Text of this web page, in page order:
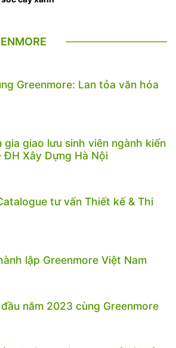
Greenmore: Lan tỏa văn hóa
gia giao lưu sinh viên ngành kiến
ĐH Xây Dựng Hà Nội
tư vấn Thiết kế & Thi
lập Greenmore Việt Nam
năm 2023 cùng Greenmore